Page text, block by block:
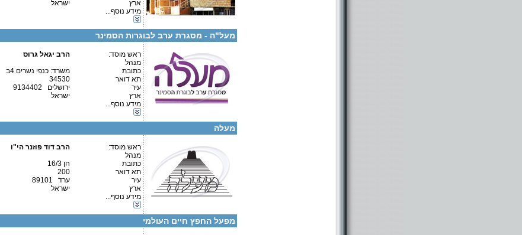
ארץ
ישראל
מידע נוסף...
אגודות וארגונים-יהדות
כוללים-כולל יום שלם
מעל"ה - מסגרת ערב לבוגרות הסמינר
ראש מוסד:
הרב יגאל גרוס
מנהל
כתובת
משרד: כנפי נשרים 4ב
תא דואר
34530
עיר
ירושלים 9134402
ארץ
ישראל
מידע נוסף...
טלפון 1:
טלפון 2:
פקס
איש קשר:
הרב יגאל גרוס
מעלה
ראש מוסד:
הרב דוד פוזנר הי"ו
מנהל
כתובת
חן 16/3
תא דואר
200
עיר
ערד 89101
ארץ
ישראל
מידע נוסף...
טלפון 1:
טלפון 2:
איש קשר:
דוד פוזנר
מפעל החפץ חיים העולמי
טלפון 1:
טלפון 2: